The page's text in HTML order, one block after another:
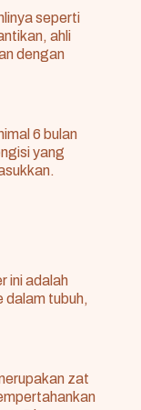
seperti
ahli
dengan
6 bulan
yang
ini adalah
dalam tubuh,
zat